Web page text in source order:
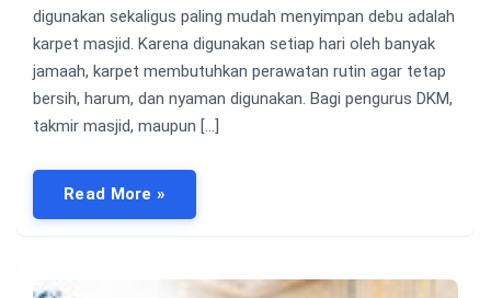
digunakan sekaligus paling mudah menyimpan debu adalah
karpet masjid. Karena digunakan setiap hari oleh banyak
jamaah, karpet membutuhkan perawatan rutin agar tetap
bersih, harum, dan nyaman digunakan. Bagi pengurus DKM,
takmir masjid, maupun […]
Read More »